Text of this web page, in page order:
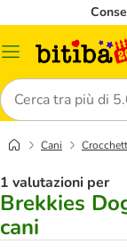
Overview
Cerca
Cani
1 valutazioni per
Brekkies
cani